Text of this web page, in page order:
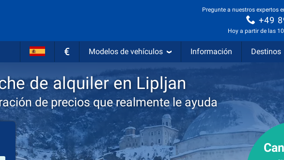
Pregunte a nuestros expertos
+49
Hoy a partir de las
€ Modelos de vehículos Información Destinos
de alquiler en Lipljan
de precios que realmente le ayuda